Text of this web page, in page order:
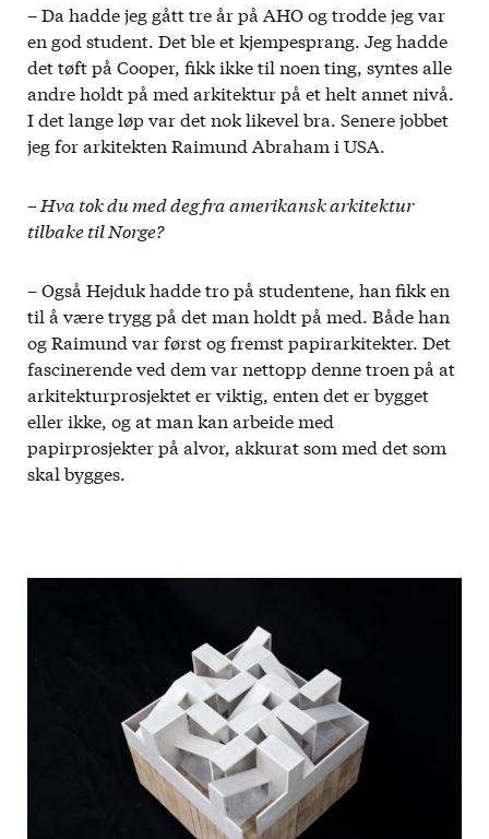
– Da hadde jeg gått tre år på AHO og trodde jeg var
en god student. Det ble et kjempesprang. Jeg hadde
det tøft på Cooper, fikk ikke til noen ting, syntes alle
andre holdt på med arkitektur på et helt annet nivå.
I det lange løp var det nok likevel bra. Senere jobbet
jeg for arkitekten Raimund Abraham i USA.
– Hva tok du med deg fra amerikansk arkitektur
tilbake til Norge?
– Også Hejduk hadde tro på studentene, han fikk en
til å være trygg på det man holdt på med. Både han
og Raimund var først og fremst papirarkitekter. Det
fascinerende ved dem var nettopp denne troen på at
arkitekturprosjektet er viktig, enten det er bygget
eller ikke, og at man kan arbeide med
papirprosjekter på alvor, akkurat som med det som
skal bygges.